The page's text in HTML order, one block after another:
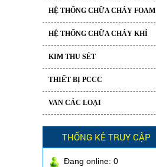
HỆ THỐNG CHỮA CHÁY FOAM
HỆ THỐNG CHỮA CHÁY KHÍ
KIM THU SÉT
THIẾT BỊ PCCC
VAN CÁC LOẠI
THỐNG KÊ TRUY CẬP
Đang online: 0